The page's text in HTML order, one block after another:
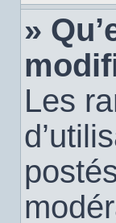
»
Les